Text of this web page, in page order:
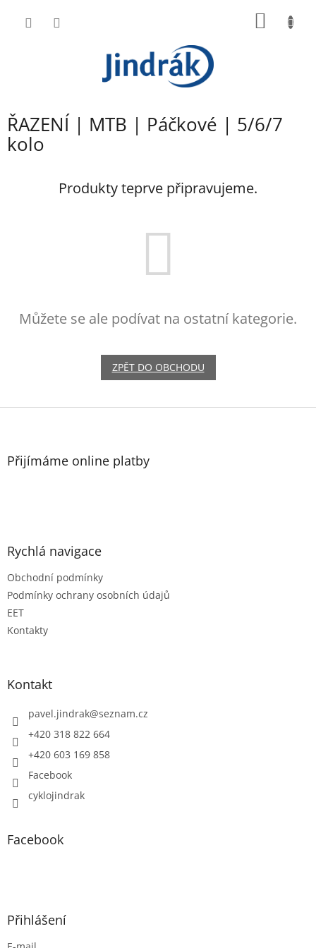
ŘAZENÍ | MTB | Páčkové | 5/6/7
kolo
Produkty teprve připravujeme.
Můžete se ale podívat na ostatní kategorie.
ZPĚT DO OBCHODU
Z
Přijímáme online platby
Rychlá navigace
Obchodní podmínky
Podmínky ochrany osobních údajů
EET
Kontakty
Kontakt
pavel.jindrak@seznam.cz
+420 318 822 664
+420 603 169 858
Facebook
cyklojindrak
Facebook
Přihlášení